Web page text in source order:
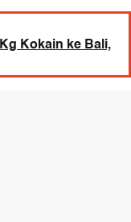
Kokain ke Bali,